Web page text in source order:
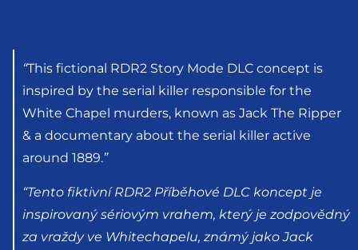
“This fictional RDR2 Story Mode DLC concept is
inspired by the serial killer responsible for the
White Chapel murders, known as Jack The Ripper
& a documentary about the serial killer active
around 1889.”
“Tento fiktivní RDR2 Příběhové DLC koncept je
inspirovaný sériovým vrahem, který je zodpovědný
za vraždy ve Whitechapelu, známý jako Jack